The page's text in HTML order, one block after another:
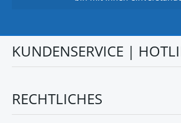
KUNDENSERVICE |
RECHTLICHES